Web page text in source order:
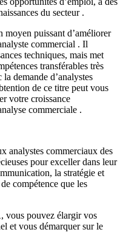
du secteur .
puissant d’améliorer
commercial . Il
techniques, mais met
transférables très
demande d’analystes
de ce titre peut vous
votre croissance
commerciale .
analystes commerciaux des
pour exceller dans leur
la stratégie et
compétence que les
vous pouvez élargir vos
et vous démarquer sur le